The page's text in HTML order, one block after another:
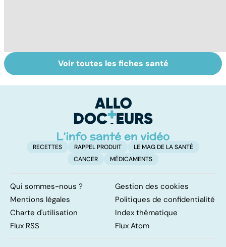
Comment
maîtriser le
Accident
vasculaire
également
touché
Voir toutes les fiches santé
RECETTES RAPPEL PRODUIT
LE MAG DE LA SANTÉ
CANCER
MÉDICAMENTS
Qui sommes-nous ?
Gestion des cookies
Mentions légales
Politiques de confidentialité
Charte d'utilisation
Index thématique
Flux RSS
Flux Atom